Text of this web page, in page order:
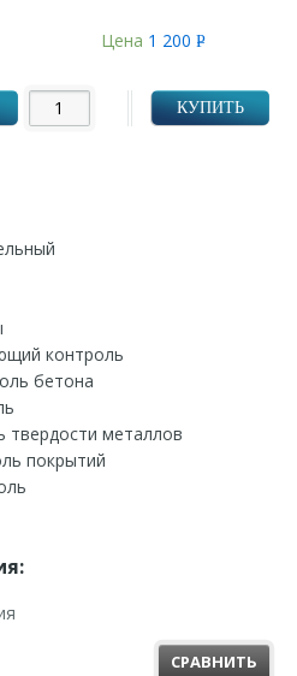
Цена 1 200Р
КУПИТЬ
контроль
бетона
твердости металлов
покрытий
СРАВНИТЬ